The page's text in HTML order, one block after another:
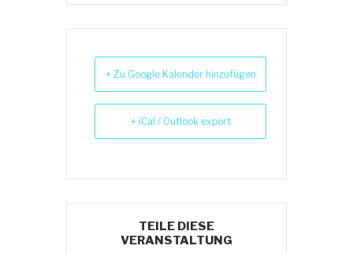
+ Zu Google Kalender hinzufügen
+ iCal / Outlook export
TEILE DIESE
VERANSTALTUNG